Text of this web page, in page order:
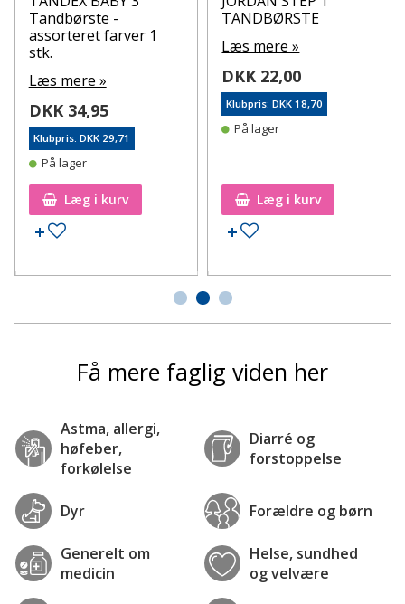
Tandbørste -
assorteret farver 1
stk.
Læs mere »
DKK 34,95
Klubpris: DKK 29,71
På lager
Læg i kurv
Tilføj til ønskeseddel
TANDBØRSTE
Læs mere »
DKK 22,00
Klubpris: DKK 18,70
På lager
Læg i kurv
Tilføj til ønskeseddel
Få mere faglig viden her
Astma, allergi,
høfeber,
forkølelse
Diarré og
forstoppelse
Dyr Forældre og børn
Generelt om
medicin
Helse, sundhed
og velvære